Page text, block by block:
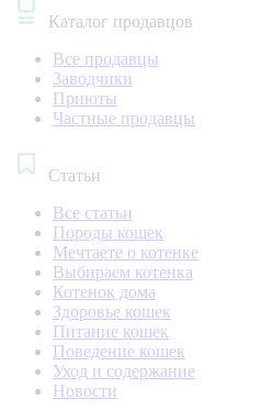
Каталог продавцов
Все продавцы
Заводчики
Приюты
Частные продавцы
Статьи
Все статьи
Породы кошек
Мечтаете о котенке
Выбираем котенка
Котенок дома
Здоровье кошек
Питание кошек
Поведение кошек
Уход и содержание
Новости